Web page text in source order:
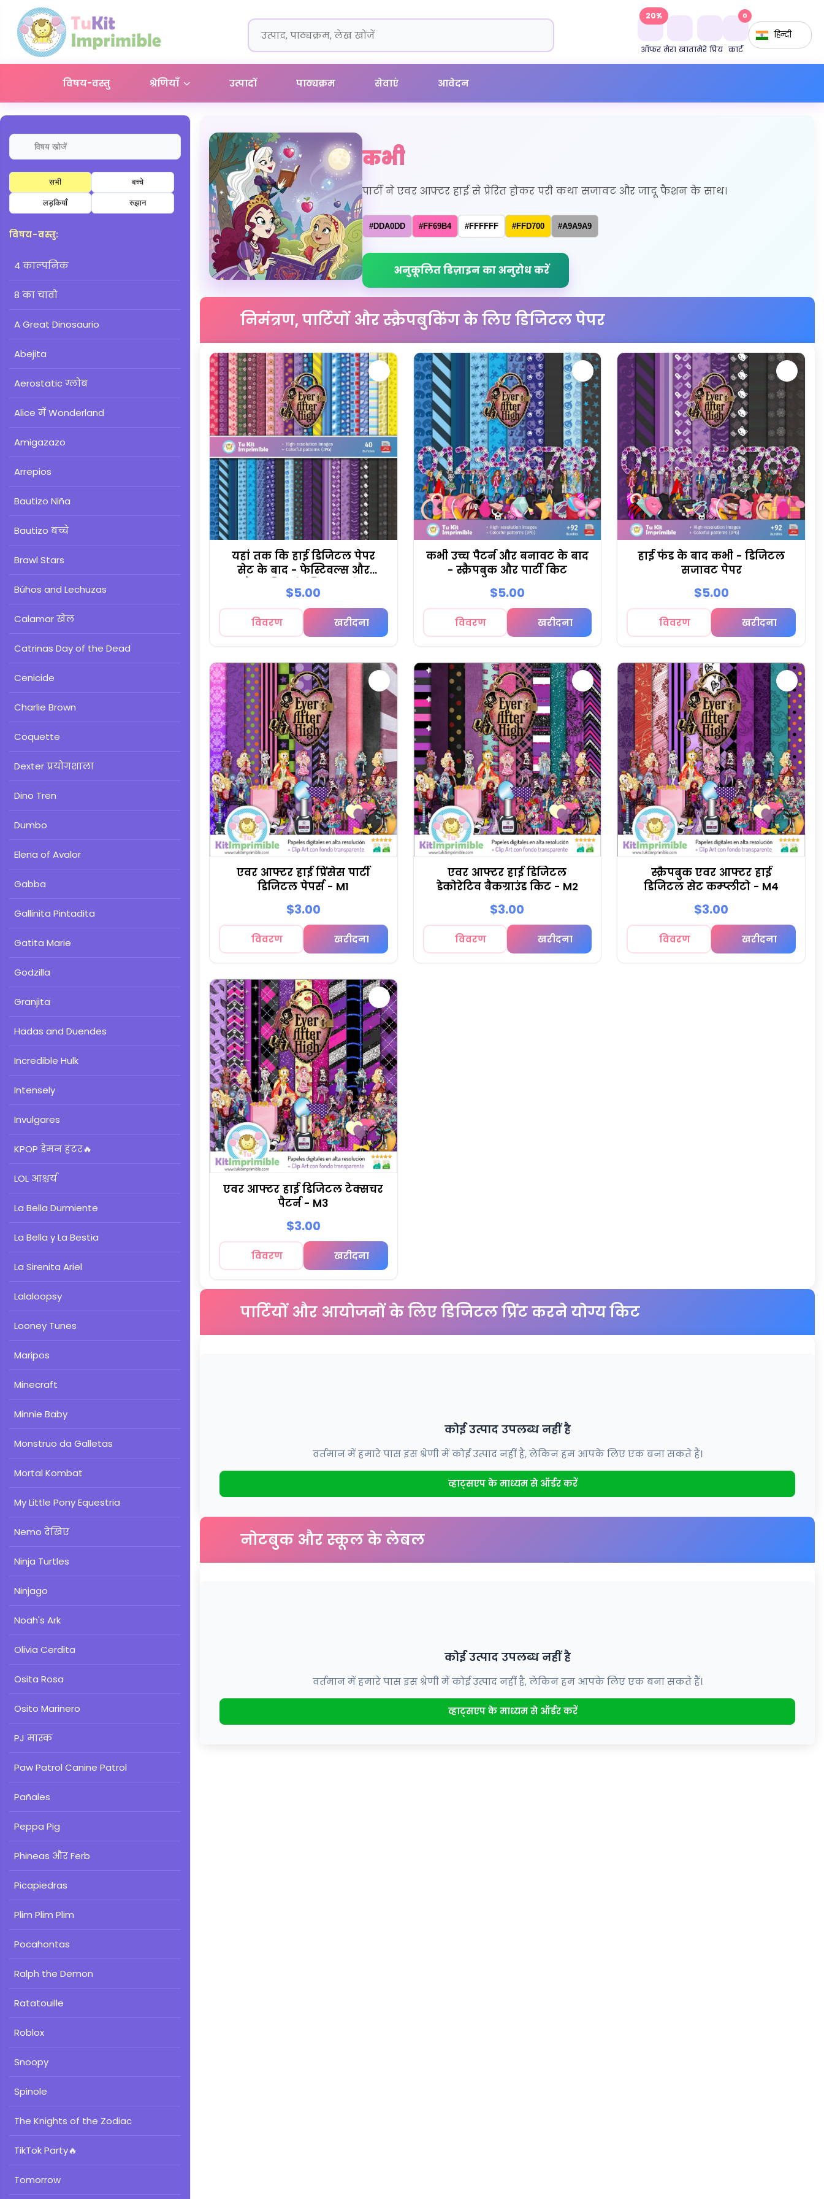
ऑफर
20%
मेरा खातामेरे प्रिय कार्ट
0
हिन्दी
विषय-वस्तु श्रेणियाँ उत्पादों पाठ्यक्रम सेवाएं आवेदन
सभी बच्चे
लड़कियाँ रुझान
विषय-वस्तु:
4 काल्पनिक
8 का चावो
A Great Dinosaurio
Abejita
Aerostatic ग्लोब
Alice में Wonderland
Amigazazo
Arrepios
Bautizo Niña
Bautizo बच्चे
Brawl Stars
Búhos and Lechuzas
Calamar खेल
Catrinas Day of the Dead
Cenicide
Charlie Brown
Coquette
Dexter प्रयोगशाला
Dino Tren
Dumbo
Elena of Avalor
Gabba
Gallinita Pintadita
Gatita Marie
Godzilla
Granjita
Hadas and Duendes
Incredible Hulk
Intensely
Invulgares
KPOP डेमन हंटर🔥
LOL आश्चर्य
La Bella Durmiente
La Bella y La Bestia
La Sirenita Ariel
Lalaloopsy
Looney Tunes
Maripos
Minecraft
Minnie Baby
Monstruo da Galletas
Mortal Kombat
My Little Pony Equestria
Nemo देखिए
Ninja Turtles
Ninjago
Noah's Ark
Olivia Cerdita
Osita Rosa
Osito Marinero
PJ मास्क
Paw Patrol Canine Patrol
Pañales
Peppa Pig
Phineas और Ferb
Picapiedras
Plim Plim Plim
Pocahontas
Ralph the Demon
Ratatouille
Roblox
Snoopy
Spinole
The Knights of the Zodiac
TikTok Party🔥
Tomorrow
कभी
पार्टी ने एवर आफ्टर हाई से प्रेरित होकर परी कथा सजावट और जादू फैशन के साथ।
#DDA0DD #FF69B4 #FFFFFF #FFD700 #A9A9A9
अनुकूलित डिज़ाइन का अनुरोध करें
निमंत्रण, पार्टियों और स्क्रैपबुकिंग के लिए डिजिटल पेपर
यहां तक कि हाई डिजिटल पेपर
सेट के बाद - फेस्टिवल्स और
स्क्रैपबुकिंग के लिए फाउंटेन
$5.00
विवरण खरीदना
कभी उच्च पैटर्न और बनावट के बाद
- स्क्रैपबुक और पार्टी किट
$5.00
विवरण खरीदना
हाई फंड के बाद कभी - डिजिटल
सजावट पेपर
$5.00
विवरण खरीदना
एवर आफ्टर हाई प्रिंसेस पार्टी
डिजिटल पेपर्स - M1
$3.00
विवरण खरीदना
एवर आफ्टर हाई डिजिटल
डेकोरेटिव बैकग्राउंड किट - M2
$3.00
विवरण खरीदना
स्क्रैपबुक एवर आफ्टर हाई
डिजिटल सेट कम्प्लीटो - M4
$3.00
विवरण खरीदना
एवर आफ्टर हाई डिजिटल टेक्सचर
पैटर्न - M3
$3.00
विवरण खरीदना
पार्टियों और आयोजनों के लिए डिजिटल प्रिंट करने योग्य किट
कोई उत्पाद उपलब्ध नहीं है
वर्तमान में हमारे पास इस श्रेणी में कोई उत्पाद नहीं है, लेकिन हम आपके लिए एक बना सकते हैं।
व्हाट्सएप के माध्यम से ऑर्डर करें
नोटबुक और स्कूल के लेबल
कोई उत्पाद उपलब्ध नहीं है
वर्तमान में हमारे पास इस श्रेणी में कोई उत्पाद नहीं है, लेकिन हम आपके लिए एक बना सकते हैं।
व्हाट्सएप के माध्यम से ऑर्डर करें